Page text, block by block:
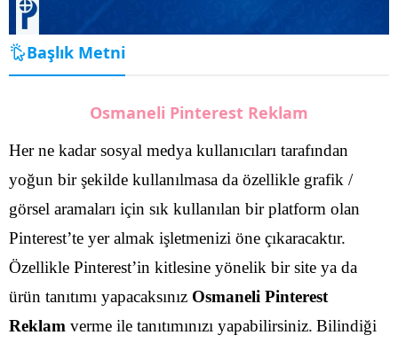
Başlık Metni
Osmaneli Pinterest Reklam
Her ne kadar sosyal medya kullanıcıları tarafından
yoğun bir şekilde kullanılmasa da özellikle grafik /
görsel aramaları için sık kullanılan bir platform olan
Pinterest’te yer almak işletmenizi öne çıkaracaktır.
Özellikle Pinterest’in kitlesine yönelik bir site ya da
ürün tanıtımı yapacaksınız Osmaneli Pinterest
Reklam verme ile tanıtımınızı yapabilirsiniz. Bilindiği